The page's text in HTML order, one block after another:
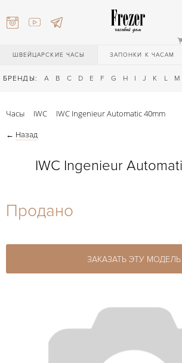
ШВЕЙЦАРСКИЕ ЧАСЫ ЗАПОНКИ К ЧАСАМ
БРЕНДЫ: A B C D E F G H I J K L M
27-44
27-44
Часы IWC IWC Ingenieur Automatic 40mm
← Назад
IWC Ingenieur
Продано
ЗАКАЗАТЬ ЭТУ МОДЕЛЬ